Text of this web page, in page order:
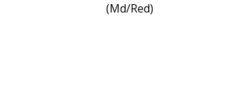
(Md/Red)